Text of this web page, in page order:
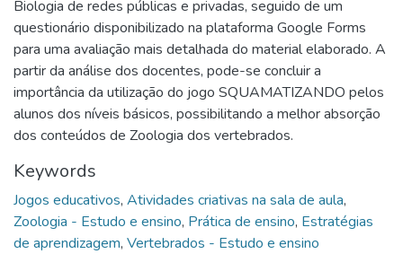
Biologia de redes públicas e privadas, seguido de um
questionário disponibilizado na plataforma Google Forms
para uma avaliação mais detalhada do material elaborado. A
partir da análise dos docentes, pode-se concluir a
importância da utilização do jogo SQUAMATIZANDO pelos
alunos dos níveis básicos, possibilitando a melhor absorção
dos conteúdos de Zoologia dos vertebrados.
Keywords
Jogos educativos, Atividades criativas na sala de aula,
Zoologia - Estudo e ensino, Prática de ensino, Estratégias
de aprendizagem, Vertebrados - Estudo e ensino